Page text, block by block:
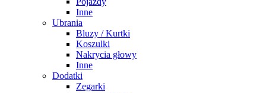
Inne
Ubrania
Bluzy / Kurtki
Koszulki
Nakrycia głowy
Inne
Dodatki
Zegarki